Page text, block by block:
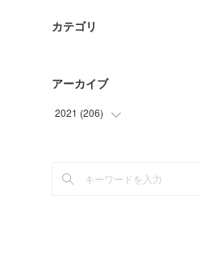
カテゴリ
アーカイブ
2021 (206)
(